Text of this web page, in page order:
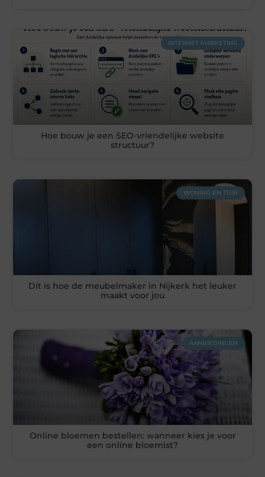
INTERNET MARKETING
Hoe bouw je een SEO-vriendelijke website
structuur?
WONING EN TUIN
Dit is hoe de meubelmaker in Nijkerk het leuker
maakt voor jou
AANBIEDINGEN
Online bloemen bestellen: wanneer kies je voor
een online bloemist?